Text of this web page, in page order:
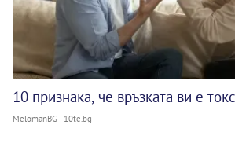
10 признака, че връзката ви е
MelomanBG - 10te.bg